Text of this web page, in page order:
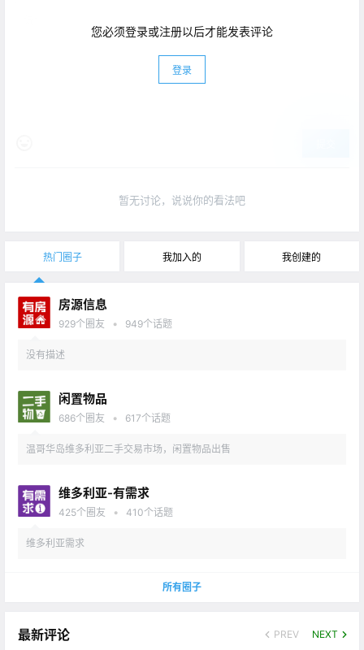
您必须登录或注册以后才能发表评论
登录
暂无讨论，说说你的看法吧
热门圈子 我加入的 我创建的
房源信息
929个圈友 • 949个话题
没有描述
闲置物品
686个圈友 • 617个话题
温哥华岛维多利亚二手交易市场，闲置物品出售
维多利亚-有需求
425个圈友 • 410个话题
维多利亚需求
所有圈子
最新评论 PREV NEXT